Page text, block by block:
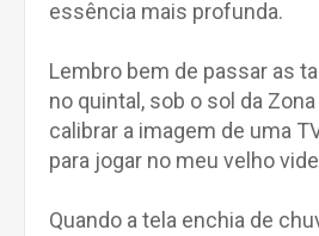
essência mais profunda.
Lembro bem de passar as
no quintal, sob o sol da
calibrar a imagem de uma
para jogar no meu velho
Quando a tela enchia de